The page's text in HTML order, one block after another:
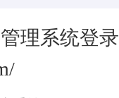
理系统登